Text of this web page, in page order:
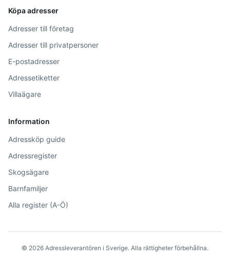
Köpa adresser
Adresser till företag
Adresser till privatpersoner
E-postadresser
Adressetiketter
Villaägare
Information
Adressköp guide
Adressregister
Skogsägare
Barnfamiljer
Alla register (A-Ö)
© 2026 Adressleverantören i Sverige. Alla rättigheter förbehållna.